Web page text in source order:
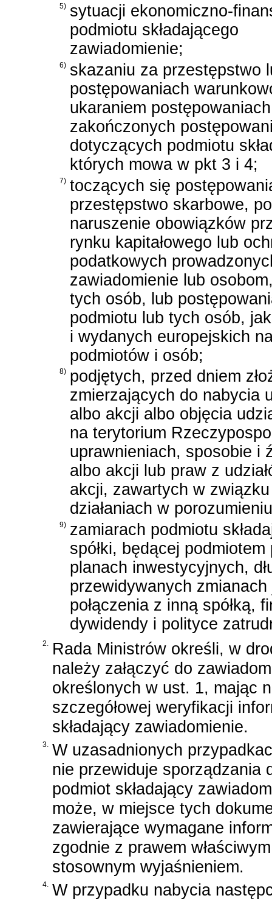
5) sytuacji ekonomiczno-
podmiotu składającego
zawiadomienie;
6) skazaniu za przestępstwo
postępowaniach
ukaraniem
zakończonych
dotyczących podmiotu
których mowa w pkt 3 i 4;
7) toczących się
przestępstwo skarbowe,
naruszenie obowiązków
rynku kapitałowego lub
podatkowych
zawiadomienie lub
tych osób, lub
podmiotu lub tych osób,
i wydanych europejskich
podmiotów i osób;
8) podjętych, przed dniem
zmierzających do nabycia
albo akcji albo objęcia
na terytorium
uprawnieniach, sposobie i
albo akcji lub praw z
akcji, zawartych w
działaniach w
9) zamiarach podmiotu
spółki, będącej
planach inwestycyjnych,
przewidywanych
połączenia z inną spółką,
dywidendy i polityce
2. Rada Ministrów określi, w
należy załączyć do
określonych w ust. 1, mając
szczegółowej weryfikacji
składający zawiadomienie.
3. W uzasadnionych
nie przewiduje sporządzania
podmiot składający
może, w miejsce tych
zawierające wymagane
zgodnie z prawem
stosownym wyjaśnieniem.
4. W przypadku nabycia